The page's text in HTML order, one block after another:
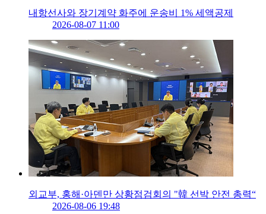
내항선사와 장기계약 화주에 운송비 1% 세액공제
2026-08-07 11:00
외교부, 홍해·아덴만 상황점검회의 "韓 선박 안전 총력“
2026-08-06 19:48